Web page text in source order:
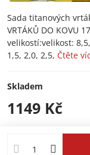
Sada titanových
VRTÁKŮ DO KOVU
velikostí:velikost:
1,5, 2,0, 2,5, Čtěte
Skladem
1149 Kč